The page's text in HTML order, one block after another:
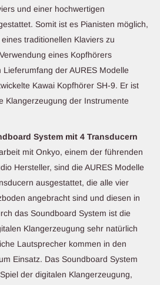
und einer hochwertigen
Somit ist es Pianisten möglich,
traditionellen Klaviers zu
eines Kopfhörers
der AURES Modelle
Kawai Kopfhörer SH-9. Er ist
Klangerzeugung der Instrumente
System mit 4 Transducern
mit Onkyo, einem der führenden
Hersteller, sind die AURES Modelle
ausgestattet, die alle vier
angebracht sind und diesen in
das Soundboard System ist die
Klangerzeugung sehr natürlich
Lautsprecher kommen in den
Einsatz. Das Soundboard System
der digitalen Klangerzeugung,